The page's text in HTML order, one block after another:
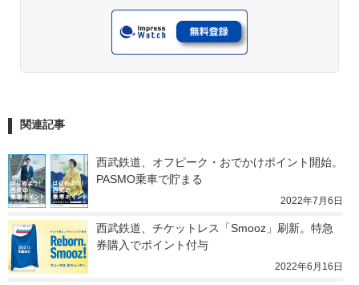
関連記事
西武鉄道、オフピーク・おでかけポイント開始。
PASMO乗車で貯まる
2022年7月6日
西武鉄道、チケットレス「Smooz」刷新。特急
券購入でポイント付与
2022年6月16日